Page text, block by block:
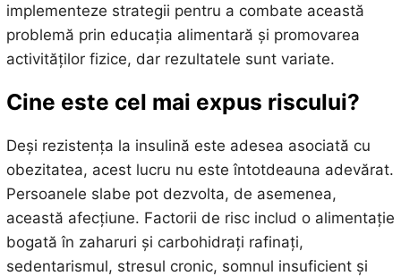
implementeze strategii pentru a combate această
problemă prin educația alimentară și promovarea
activităților fizice, dar rezultatele sunt variate.
Cine este cel mai expus riscului?
Deși rezistența la insulină este adesea asociată cu
obezitatea, acest lucru nu este întotdeauna adevărat.
Persoanele slabe pot dezvolta, de asemenea,
această afecțiune. Factorii de risc includ o alimentație
bogată în zaharuri și carbohidrați rafinați,
sedentarismul, stresul cronic, somnul insuficient și